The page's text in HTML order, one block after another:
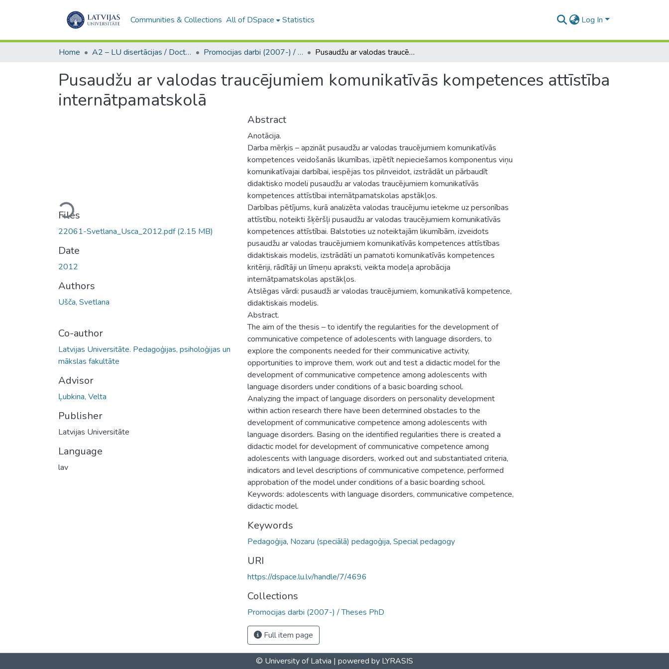
Communities & Collections All of DSpace Statistics Log In
Home A2 – LU disertācijas / Doctoral theses UL Promocijas darbi (2007-) / Theses PhD Pusaudžu ar valodas traucējumiem komunikatīvās kompetences attīstība internātpamatskolā
Pusaudžu ar valodas traucējumiem komunikatīvās kompetences attīstība
internātpamatskolā
Loading...
Files
22061-Svetlana_Usca_2012.pdf(2.15 MB)
Date
2012
Authors
Ušča, Svetlana
Co-author
Latvijas Universitāte. Pedagoģijas, psiholoģijas un
mākslas fakultāte
Advisor
Ļubkina, Velta
Publisher
Latvijas Universitāte
Language
lav
Abstract
Anotācija.
Darba mērķis – apzināt pusaudžu ar valodas traucējumiem komunikatīvās
kompetences veidošanās likumības, izpētīt nepieciešamos komponentus viņu
komunikatīvajai darbībai, iespējas tos pilnveidot, izstrādāt un pārbaudīt
didaktisko modeli pusaudžu ar valodas traucējumiem komunikatīvās
kompetences attīstībai internātpamatskolas apstākļos.
Darbības pētījums, kurā analizēta valodas traucējumu ietekme uz personības
attīstību, noteikti šķēršļi pusaudžu ar valodas traucējumiem komunikatīvās
kompetences attīstībai. Balstoties uz noteiktajām likumībām, izveidots
pusaudžu ar valodas traucējumiem komunikatīvās kompetences attīstības
didaktiskais modelis, izstrādāti un pamatoti komunikatīvās kompetences
kritēriji, rādītāji un līmeņu apraksti, veikta modeļa aprobācija
internātpamatskolas apstākļos.
Atslēgas vārdi: pusaudži ar valodas traucējumiem, komunikatīvā kompetence,
didaktiskais modelis.
Abstract.
The aim of the thesis – to identify the regularities for the development of
communicative competence of adolescents with language disorders, to
explore the components needed for their communicative activity,
opportunities to improve them, work out and test a didactic model for the
development of communicative competence among adolescents with
language disorders under conditions of a basic boarding school.
Analyzing the impact of language disorders on personality development
within action research there have been determined obstacles to the
development of communicative competence among adolescents with
language disorders. Basing on the identified regularities there is created a
didactic model for development of communicative competence among
adolescents with language disorders, worked out and substantiated criteria,
indicators and level descriptions of communicative competence, performed
approbation of the model under conditions of a basic boarding school.
Keywords: adolescents with language disorders, communicative competence,
didactic model.
Keywords
Pedagoģija, Nozaru (speciālā) pedagoģija, Special pedagogy
URI
https://dspace.lu.lv/handle/7/4696
Collections
Promocijas darbi (2007-) / Theses PhD
Full item page
© University of Latvia | powered by LYRASIS